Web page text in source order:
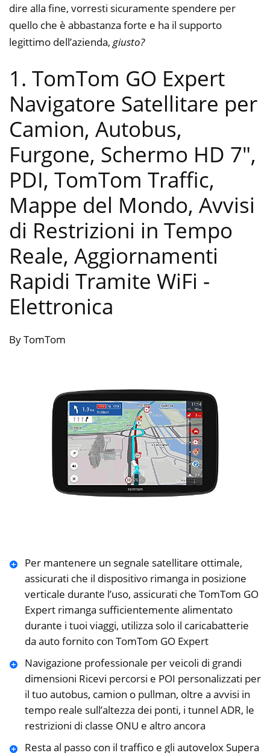
dire alla fine, vorresti sicuramente spendere per
quello che è abbastanza forte e ha il supporto
legittimo dell’azienda, giusto?
1. TomTom GO Expert
Navigatore Satellitare per
Camion, Autobus,
Furgone, Schermo HD 7″,
PDI, TomTom Traffic,
Mappe del Mondo, Avvisi
di Restrizioni in Tempo
Reale, Aggiornamenti
Rapidi Tramite WiFi -
Elettronica
By TomTom
Per mantenere un segnale satellitare ottimale,
assicurati che il dispositivo rimanga in posizione
verticale durante l’uso, assicurati che TomTom GO
Expert rimanga sufficientemente alimentato
durante i tuoi viaggi, utilizza solo il caricabatterie
da auto fornito con TomTom GO Expert
Navigazione professionale per veicoli di grandi
dimensioni Ricevi percorsi e POI personalizzati per
il tuo autobus, camion o pullman, oltre a avvisi in
tempo reale sull’altezza dei ponti, i tunnel ADR, le
restrizioni di classe ONU e altro ancora
Resta al passo con il traffico e gli autovelox Supera